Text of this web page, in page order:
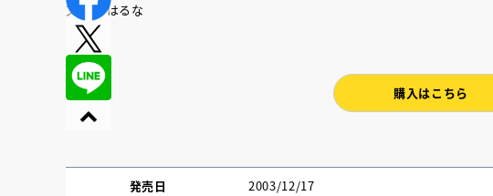
文：森 はるな
購入はこちら
発売日 2003/12/17